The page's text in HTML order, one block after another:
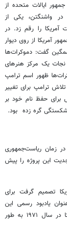
ایالات متحده از
واشنگتن، یکی از
آمریکا را رقم زد. در
آمریکا از روی دیوار
گفت: دموکرات‌ها
یک مرکز هنرهای
ظهور اسم ترامپ
ترامپ برای تغییر
حفظ نام خود بر
گره زده بود.
زمان ریاست‌جمهوری
که با جدیت این پروژه را پیش
سال ۱۹۶۳، کنگره آمریکا تصمیم گرفت برای
یادبود رسمی این
رئیس‌جمهور ایالات متحده نام‌گذاری کند. این مرکز نهایتا در سال ۱۹۷۱ به طور